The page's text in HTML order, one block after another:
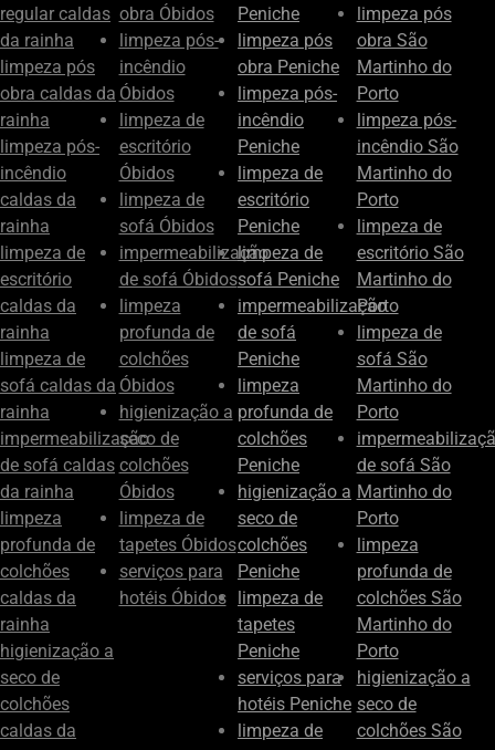
regular caldas
da rainha
limpeza pós
obra caldas da
rainha
limpeza pós-
incêndio
caldas da
rainha
limpeza de
escritório
caldas da
rainha
limpeza de
sofá caldas da
rainha
impermeabilização
de sofá caldas
da rainha
limpeza
profunda de
colchões
caldas da
rainha
higienização a
seco de
colchões
caldas da
obra Óbidos
limpeza pós-
incêndio
Óbidos
limpeza de
escritório
Óbidos
limpeza de
sofá Óbidos
impermeabilização
de sofá Óbidos
limpeza
profunda de
colchões
Óbidos
higienização a
seco de
colchões
Óbidos
limpeza de
tapetes Óbidos
serviços para
hotéis Óbidos
Peniche
limpeza pós
obra Peniche
limpeza pós-
incêndio
Peniche
limpeza de
escritório
Peniche
limpeza de
sofá Peniche
impermeabilização
de sofá
Peniche
limpeza
profunda de
colchões
Peniche
higienização a
seco de
colchões
Peniche
limpeza de
tapetes
Peniche
serviços para
hotéis Peniche
limpeza de
limpeza pós
obra São
Martinho do
Porto
limpeza pós-
incêndio São
Martinho do
Porto
limpeza de
escritório São
Martinho do
Porto
limpeza de
sofá São
Martinho do
Porto
de sofá São
Martinho do
Porto
limpeza
profunda de
colchões São
Martinho do
Porto
higienização a
seco de
colchões São